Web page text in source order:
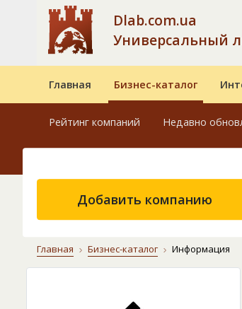
Dlab.com.ua
Универсальный
Главная Бизнес-каталог
Рейтинг компаний Недавно
Добавить компанию
Главная Бизнес-каталог Информация